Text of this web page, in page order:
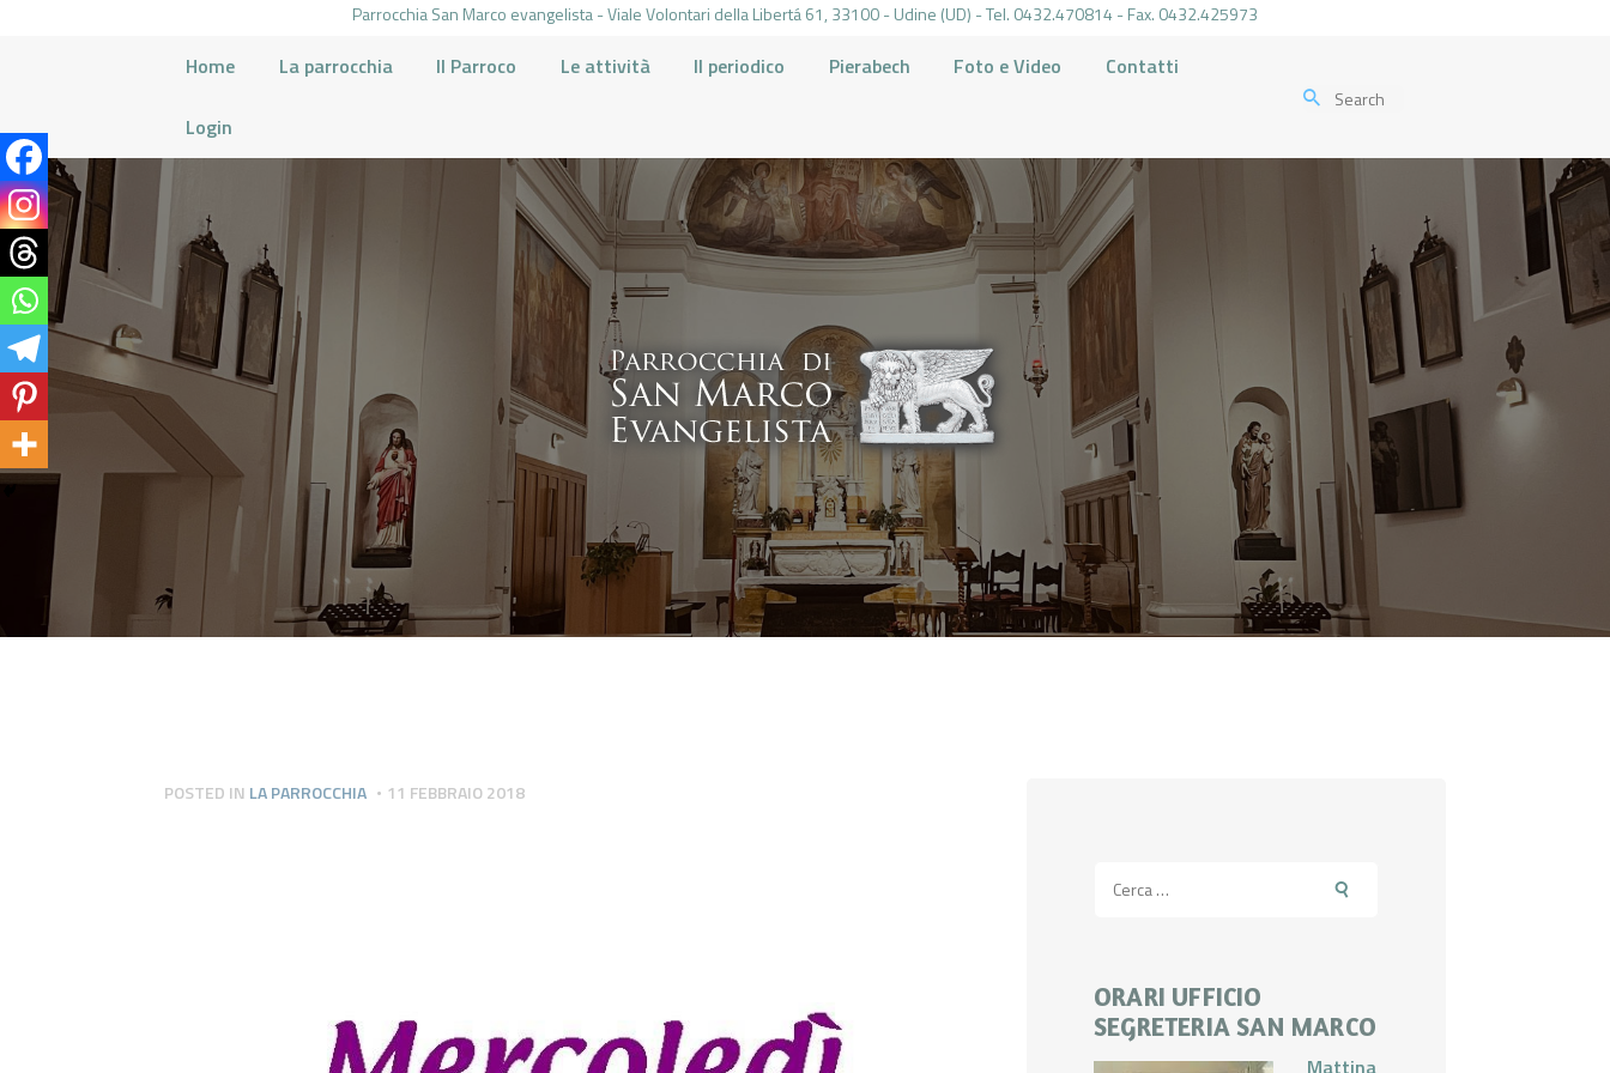
Parrocchia San Marco evangelista - Viale Volontari della Libertá 61, 33100 - Udine (UD) - Tel. 0432.470814 - Fax. 0432.425973
Home La parrocchia Il Parroco Le attività Il periodico Pierabech Foto e Video Contatti
Login
HOME
LA PARROCCHIA
IL PARROCO
LE ATTIVITÀ
IL PERIODICO
PIERABECH
FOTO E VIDEO
CONTATTI
POSTED IN LA PARROCCHIA 11 FEBBRAIO 2018
per:
ORARI UFFICIO
SEGRETERIA SAN MARCO
Mattina